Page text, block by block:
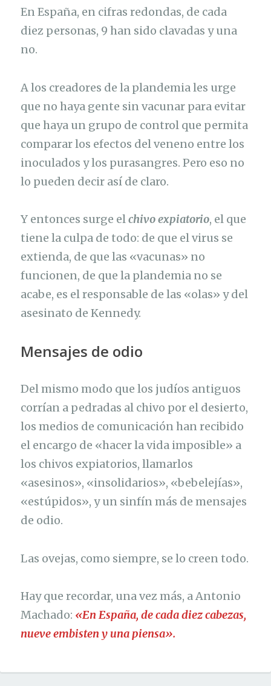
En España, en cifras redondas, de cada
diez personas, 9 han sido clavadas y una
no.
A los creadores de la plandemia les urge
que no haya gente sin vacunar para evitar
que haya un grupo de control que permita
comparar los efectos del veneno entre los
inoculados y los purasangres. Pero eso no
lo pueden decir así de claro.
Y entonces surge elchivo expiatorio, el que
tiene la culpa de todo: de que el virus se
extienda, de que las «vacunas» no
funcionen, de que la plandemia no se
acabe, es el responsable de las «olas» y del
asesinato de Kennedy.
Mensajes de odio
Del mismo modo que los judíos antiguos
corrían a pedradas al chivo por el desierto,
los medios de comunicación han recibido
el encargo de «hacer la vida imposible» a
los chivos expiatorios, llamarlos
«asesinos», «insolidarios», «bebelejías»,
«estúpidos», y un sinfín más de mensajes
de odio.
Las ovejas, como siempre, se lo creen todo.
Hay que recordar, una vez más, a Antonio
Machado: «En España, de cada diez cabezas,
nueve embisten y una piensa».